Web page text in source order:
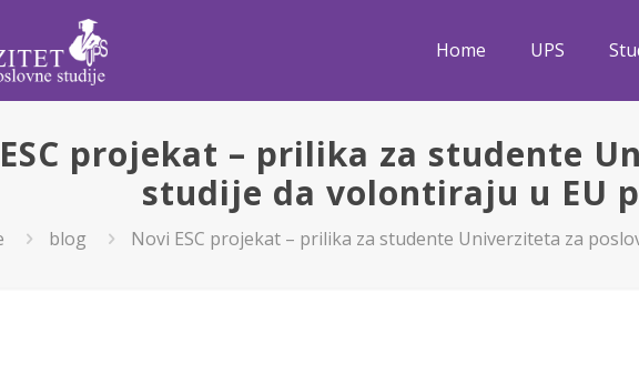
Home UPS
projekat – prilika za studente
studije da volontiraju u EU
blog Novi ESC projekat – prilika za studente Univerziteta za